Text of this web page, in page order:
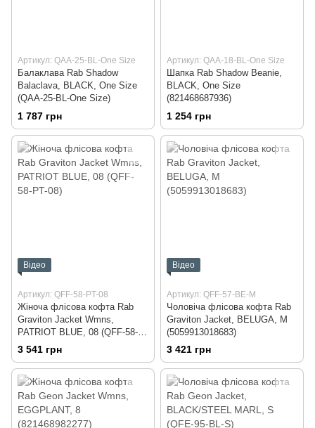
Артикул: QAA-25-BL-One Size
Балаклава Rab Shadow
Balaclava, BLACK, One Size
(QAA-25-BL-One Size)
1 787 грн
Артикул: QAA-18-BL-One Size
Шапка Rab Shadow Beanie,
BLACK, One Size
(821468687936)
1 254 грн
Відео
Артикул: QFF-58-PT-08
Жіноча флісова кофта Rab
Graviton Jacket Wmns,
PATRIOT BLUE, 08 (QFF-58-
PT-08)
3 541 грн
Відео
Артикул: QFF-57-BE-M
Чоловіча флісова кофта Rab
Graviton Jacket, BELUGA, M
(5059913018683)
3 421 грн